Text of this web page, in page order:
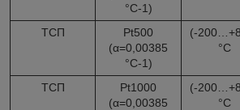
°C-1)
ТСП
Pt500
(α=0,00385
°C-1)
(-
°C
ТСП
Pt1000
(α=0,00385
(-
°С